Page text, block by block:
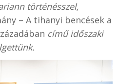
történésszel,
– A tihanyi bencések a
című időszaki